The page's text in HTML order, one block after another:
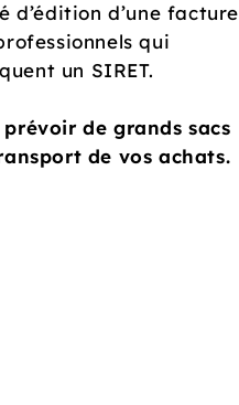
d’édition d’une facture
qui
un SIRET.
prévoir de grands sacs
de vos achats.